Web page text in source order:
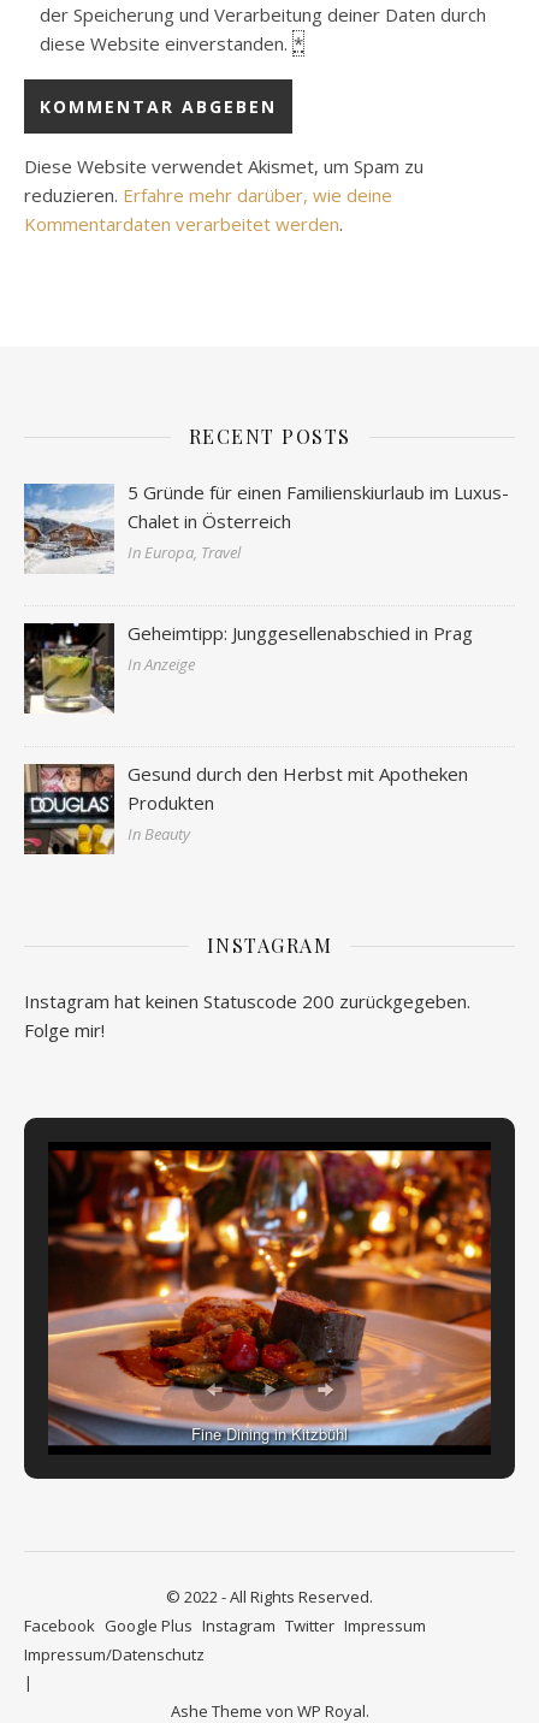
der Speicherung und Verarbeitung deiner Daten durch
diese Website einverstanden. *
Diese Website verwendet Akismet, um Spam zu
reduzieren. Erfahre mehr darüber, wie deine
Kommentardaten verarbeitet werden.
RECENT POSTS
5 Gründe für einen Familienskiurlaub im Luxus-
Chalet in Österreich
In Europa, Travel
Geheimtipp: Junggesellenabschied in Prag
In Anzeige
Gesund durch den Herbst mit Apotheken
Produkten
In Beauty
INSTAGRAM
Instagram hat keinen Statuscode 200 zurückgegeben.
Folge mir!
Fine Dining in Kitzbühl
© 2022 - All Rights Reserved.
Facebook Google Plus Instagram Twitter Impressum
Impressum/Datenschutz
Ashe Theme von WP Royal.